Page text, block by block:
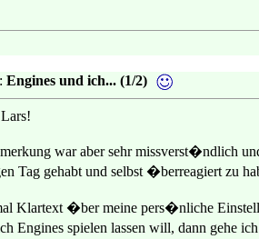
Engines und ich... (1/2)
war aber sehr missverst�ndlich
Tag gehabt und selbst �berreagiert zu
Klartext �ber meine pers�nliche
Engines spielen lassen will, dann gehe